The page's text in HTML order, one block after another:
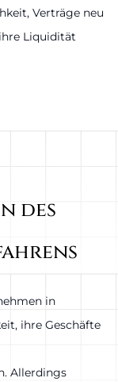
Verträge neu
Liquidität
des
in
ihre Geschäfte
Allerdings